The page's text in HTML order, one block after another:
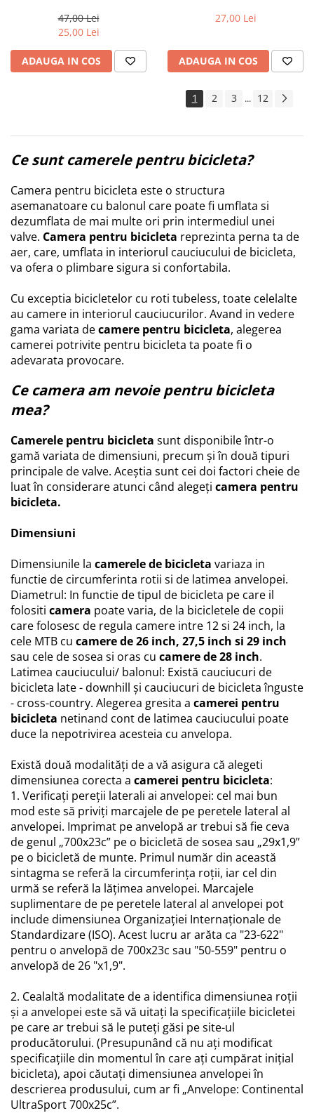
Trotinete electrice
Accesorii trotinete electrice
Scaune
Mansoane
Suport telefon
Stickere reflectorizate
Casti protectie
Sonerii
Benzi anti-grip
Piese trotinete electrice
Cauciucuri si camere
Cauciucuri
Cauciucuri pline
Cauciucuri tubeless
Valve
Componente electrice
Incarcatoare
BMS
Manete acceleratie
Controller
Motoare
Butoane si conectori
Kit controller si display
Senzori
Cabluri si mufe
Convertor
Claxoane
Componente franare
Manete de frana
Cabluri de frana
Frane hidraulice
Etrier frana
Placute de frana
Discuri de frana
Componente cadru
Aparatori si protectii
Cric
Furca
Sisteme de pliere
Suspensii
Ghidoane
Rulmenti si suruburi
Trotinete copii
47,00 Lei
25,00 Lei
ADAUGA IN COS
27,00 Lei
ADAUGA IN COS
1 2 3 ... 12
Ce sunt camerele pentru bicicleta?
Camera pentru bicicleta este o structura
asemanatoare cu balonul care poate fi umflata si
dezumflata de mai multe ori prin intermediul unei
valve. Camera pentru bicicleta reprezinta perna ta de
aer, care, umflata in interiorul cauciucului de bicicleta,
va ofera o plimbare sigura si confortabila.
Cu exceptia bicicletelor cu roti tubeless, toate celelalte
au camere in interiorul cauciucurilor. Avand in vedere
gama variata decamere pentru bicicleta, alegerea
camerei potrivite pentru bicicleta ta poate fi o
adevarata provocare.
Ce camera am nevoie pentru bicicleta
mea?
Camerele pentru bicicleta sunt disponibile într-o
gamă variata de dimensiuni, precum și în două tipuri
principale de valve. Aceștia sunt cei doi factori cheie de
luat în considerare atunci când alegeți camera pentru
bicicleta.
Dimensiuni
Dimensiunile la camerele de bicicleta variaza in
functie de circumferinta rotii si de latimea anvelopei.
Diametrul: In functie de tipul de bicicleta pe care il
folositi camera poate varia, de la bicicletele de copii
care folosesc de regula camere intre 12 si 24 inch, la
cele MTB cu camere de 26 inch, 27,5 inch si 29 inch
sau cele de sosea si oras cu camere de 28 inch.
Latimea cauciucului/ balonul: Există cauciucuri de
bicicleta late - downhill și cauciucuri de bicicleta înguste
- cross-country. Alegerea gresita a camerei pentru
bicicleta netinand cont de latimea cauciucului poate
duce la nepotrivirea acesteia cu anvelopa.
Există două modalități de a vă asigura că alegeti
dimensiunea corecta a camerei pentru bicicleta:
1. Verificați pereții laterali ai anvelopei: cel mai bun
mod este să priviți marcajele de pe peretele lateral al
anvelopei. Imprimat pe anvelopă ar trebui să fie ceva
de genul „700x23c” pe o bicicletă de sosea sau „29x1,9”
pe o bicicletă de munte. Primul număr din această
sintagma se referă la circumferința roții, iar cel din
urmă se referă la lățimea anvelopei. Marcajele
suplimentare de pe peretele lateral al anvelopei pot
include dimensiunea Organizației Internaționale de
Standardizare (ISO). Acest lucru ar arăta ca "23-622"
pentru o anvelopă de 700x23c sau "50-559" pentru o
anvelopă de 26 "x1,9".
2. Cealaltă modalitate de a identifica dimensiunea roții
și a anvelopei este să vă uitați la specificațiile bicicletei
pe care ar trebui să le puteți găsi pe site-ul
producătorului. (Presupunând că nu ați modificat
specificațiile din momentul în care ați cumpărat inițial
bicicleta), apoi căutați dimensiunea anvelopei în
descrierea produsului, cum ar fi „Anvelope: Continental
UltraSport 700x25c”.